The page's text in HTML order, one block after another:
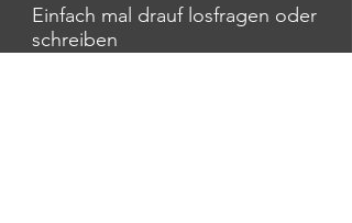
Einfach mal drauf losfragen oder
schreiben